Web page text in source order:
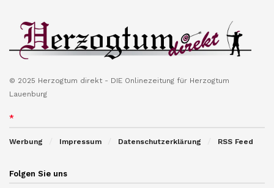
© 2025 Herzogtum direkt - DIE Onlinezeitung für Herzogtum
Lauenburg
*
Werbung Impressum Datenschutzerklärung RSS Feed
Folgen Sie uns